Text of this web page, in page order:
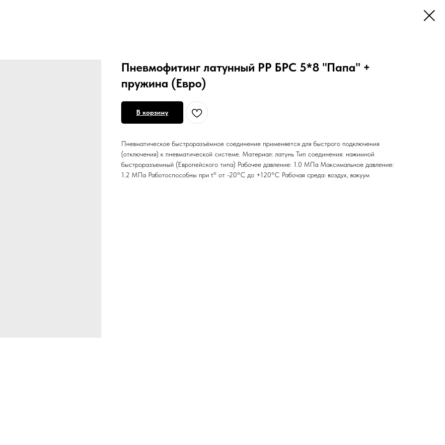
Пневмофитинг латунный PP БРС 5*8 "Папа" +
пружина (Евро)
В корзину
Пневматическое быстроразъёмное соединение применяется для быстрого подключения
(отключения) к пневматической системе. Материал: латунь Тип соединения: нажимной
быстроразъемный (Европейского типа) Рабочее давление: 1.0 МПа Максимальное давление:
1.2 МПа Работоспособны при t° от -20°С до +120°С Рабочая среда: воздух, вакуум